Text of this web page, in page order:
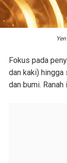
Fokus pada
dan kaki) hingga
dan bumi.